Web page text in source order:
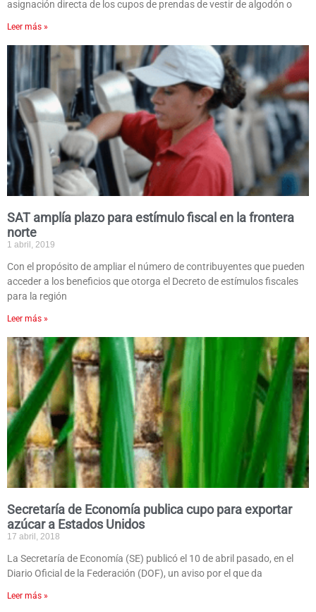
asignación directa de los cupos de prendas de vestir de algodón o
Leer más »
SAT amplía plazo para estímulo fiscal en la frontera
norte
1 abril, 2019
Con el propósito de ampliar el número de contribuyentes que pueden
acceder a los beneficios que otorga el Decreto de estímulos fiscales
para la región
Leer más »
Secretaría de Economía publica cupo para exportar
azúcar a Estados Unidos
17 abril, 2018
La Secretaría de Economía (SE) publicó el 10 de abril pasado, en el
Diario Oficial de la Federación (DOF), un aviso por el que da
Leer más »